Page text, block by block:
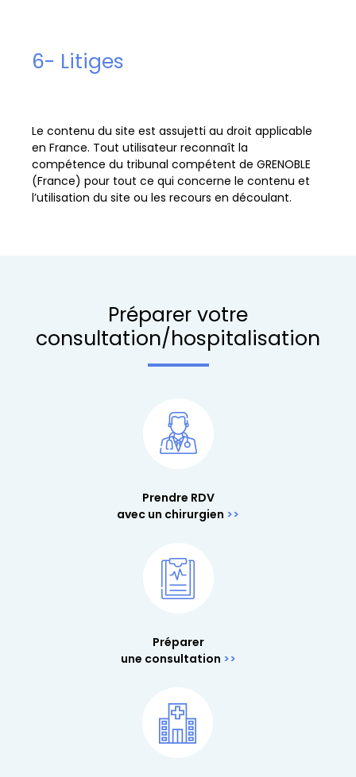
6- Litiges
Le contenu du site est assujetti au droit applicable
en France. Tout utilisateur reconnaît la
compétence du tribunal compétent de GRENOBLE
(France) pour tout ce qui concerne le contenu et
l’utilisation du site ou les recours en découlant.
Préparer votre
consultation/hospitalisation
Prendre RDV
avec un chirurgien
Préparer
une consultation